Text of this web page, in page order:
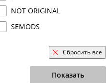
NOT ORIGINAL
SEMODS
Сбросить все
Показать